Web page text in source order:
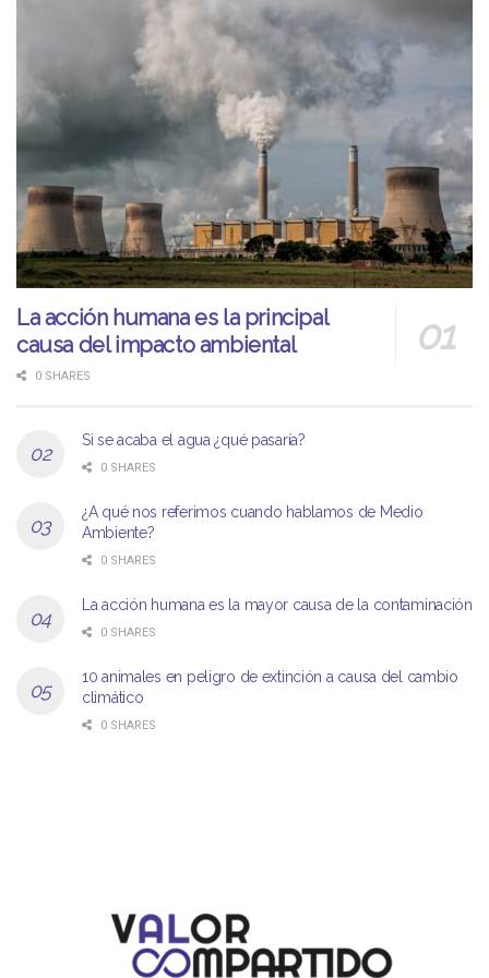
La acción humana es la principal
causa del impacto ambiental
0 SHARES
Si se acaba el agua ¿qué pasaría?
0 SHARES
¿A qué nos referimos cuando hablamos de Medio
Ambiente?
0 SHARES
La acción humana es la mayor causa de la contaminación
0 SHARES
10 animales en peligro de extinción a causa del cambio
climático
0 SHARES